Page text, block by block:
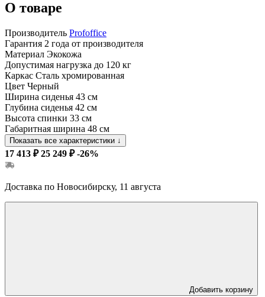
О товаре
Производитель Profoffice
Гарантия 2 года от производителя
Материал Экокожа
Допустимая нагрузка до 120 кг
Каркас Сталь хромированная
Цвет Черный
Ширина сиденья 43 см
Глубина сиденья 42 см
Высота спинки 33 см
Габаритная ширина 48 см
Показать все характеристики ↓
17 413 ₽ 25 249 ₽ -26%
Доставка по Новосибирску, 11 августа
Добавить корзину